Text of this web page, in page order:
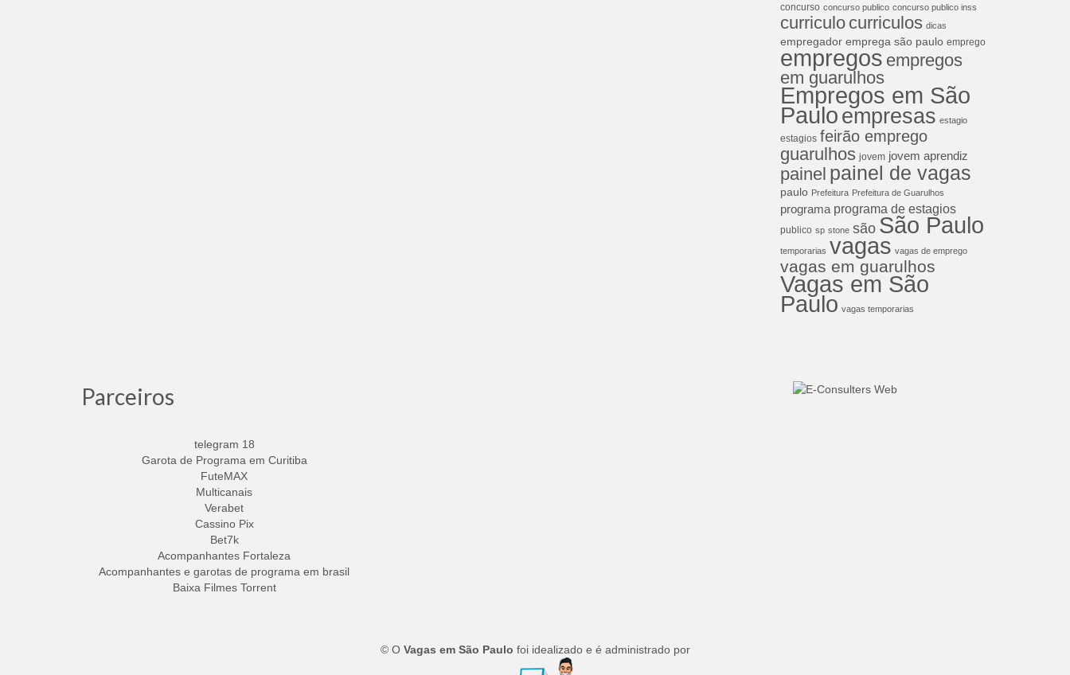
concurso concurso publico concurso publico inss
curriculo curriculos dicas
empregador emprega são paulo emprego
empregos empregos
em guarulhos
Empregos em São
Pauloempresas estagio
estagios feirão emprego
guarulhos jovem jovem aprendiz
painel painel de vagas
paulo Prefeitura Prefeitura de Guarulhos
programa programa de estagios
publico sp stone são São Paulo
temporarias vagas vagas de emprego
vagas em guarulhos
Vagas em São
Paulo vagas temporarias
Parceiros
telegram 18
Garota de Programa em Curitiba
FuteMAX
Multicanais
Verabet
Cassino Pix
Bet7k
Acompanhantes Fortaleza
Acompanhantes e garotas de programa em brasil
Baixa Filmes Torrent
© O Vagas em São Paulo foi idealizado e é administrado por